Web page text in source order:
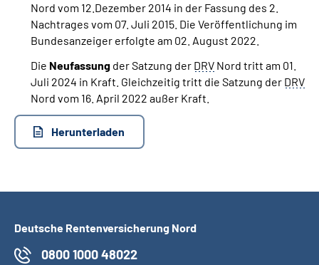
Nord vom 12.Dezember 2014 in der Fassung des 2.
Nachtrages vom 07. Juli 2015. Die Veröffentlichung im
Bundesanzeiger erfolgte am 02. August 2022.
Die Neufassung der Satzung der DRV Nord tritt am 01.
Juli 2024 in Kraft. Gleichzeitig tritt die Satzung der DRV
Nord vom 16. April 2022 außer Kraft.
Herunterladen
Deutsche Rentenversicherung Nord
0800 1000 48022